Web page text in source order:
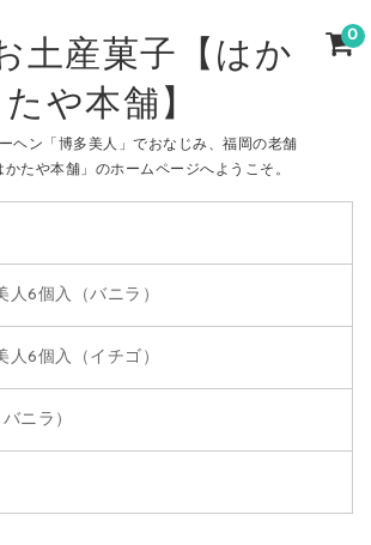
土産菓子【はか
たや本舗】
ヘン「博多美人」でおなじみ、福岡の老舗
かたや本舗」のホームページへようこそ。
人6個入（バニラ）
人6個入（イチゴ）
ニラ）
0